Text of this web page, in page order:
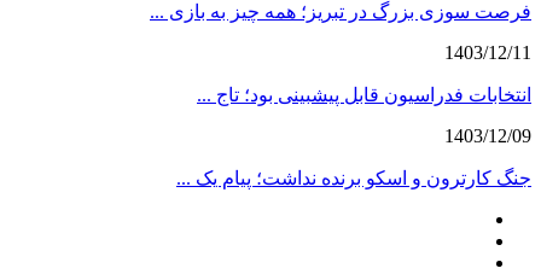
فرصت سوزی بزرگ در تبریز؛ همه چیز به بازی ...
1403/12/11
انتخابات فدراسیون قابل پیشبینی بود؛ تاج ...
1403/12/09
جنگ کارترون و اسکو برنده نداشت؛ پیام یک ...